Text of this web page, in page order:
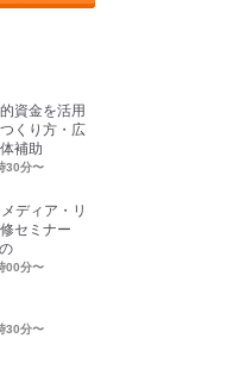
資金を活用
くり方・広
補助
30分〜
ディア・リ
セミナー
00分〜
30分〜